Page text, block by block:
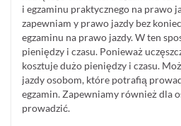
i egzaminu praktycznego na prawo
zapewniam y prawo jazdy bez
egzaminu na prawo jazdy. W ten
pieniędzy i czasu. Ponieważ
kosztuje dużo pieniędzy i czasu.
jazdy osobom, które potrafią
egzamin. Zapewniamy również dla
prowadzić.